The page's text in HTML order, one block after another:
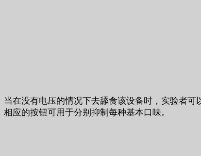
当在没有电压的情况下去舔食该设备时，实验者
相应的按钮可用于分别抑制每种基本口味。